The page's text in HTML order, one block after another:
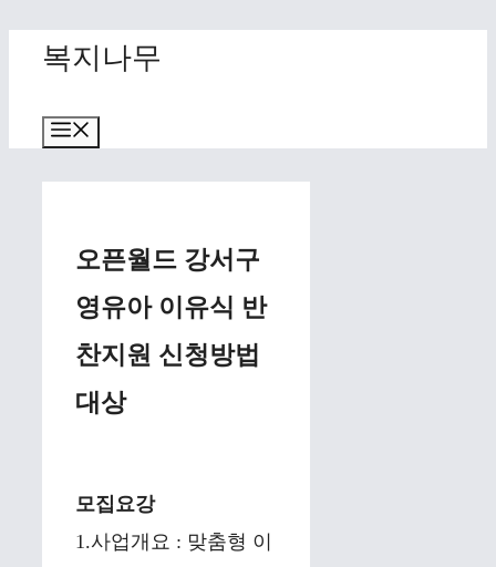
content
복지나무
오픈월드 강서구
영유아 이유식 반
찬지원 신청방법
대상
모집요강
1.사업개요 : 맞춤형 이